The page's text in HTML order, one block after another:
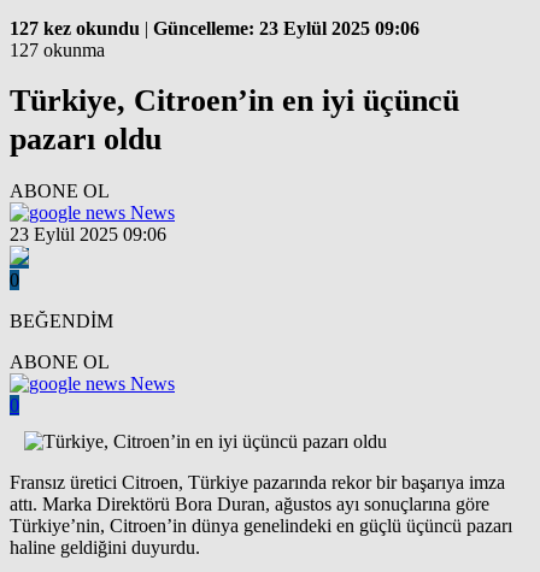
127 kez okundu | Güncelleme: 23 Eylül 2025 09:06
127 okunma
Türkiye, Citroen’in en iyi üçüncü
pazarı oldu
ABONE OL
News
23 Eylül 2025 09:06
0
BEĞENDİM
ABONE OL
News
0
Fransız üretici Citroen, Türkiye pazarında rekor bir başarıya imza
attı. Marka Direktörü Bora Duran, ağustos ayı sonuçlarına göre
Türkiye’nin, Citroen’in dünya genelindeki en güçlü üçüncü pazarı
haline geldiğini duyurdu.